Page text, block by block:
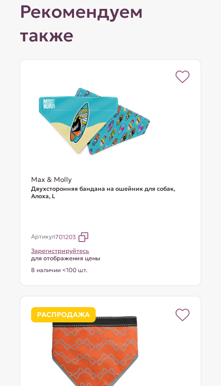
Рекомендуем
также
Max & Molly
Двухсторонняя бандана на ошейник для собак,
Алоха, L
Артикул701203
Зарегистрируйтесь
для отображения цены
В наличии <100 шт.
РАСПРОДАЖА